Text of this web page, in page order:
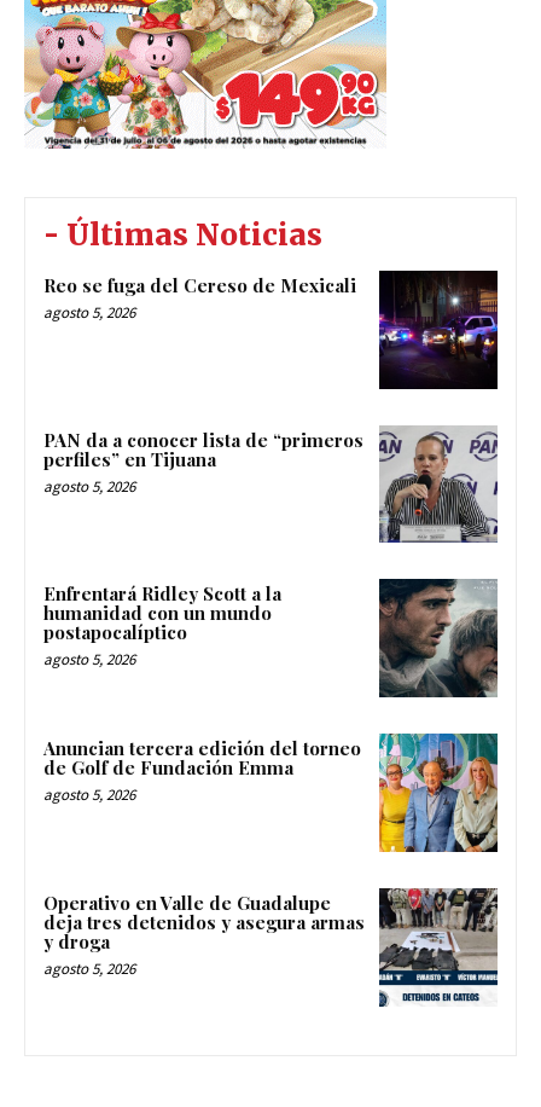
- Últimas Noticias
Reo se fuga del Cereso de Mexicali
agosto 5, 2026
PAN da a conocer lista de “primeros
perfiles” en Tijuana
agosto 5, 2026
Enfrentará Ridley Scott a la
humanidad con un mundo
postapocalíptico
agosto 5, 2026
Anuncian tercera edición del torneo
de Golf de Fundación Emma
agosto 5, 2026
Operativo en Valle de Guadalupe
deja tres detenidos y asegura armas
y droga
agosto 5, 2026